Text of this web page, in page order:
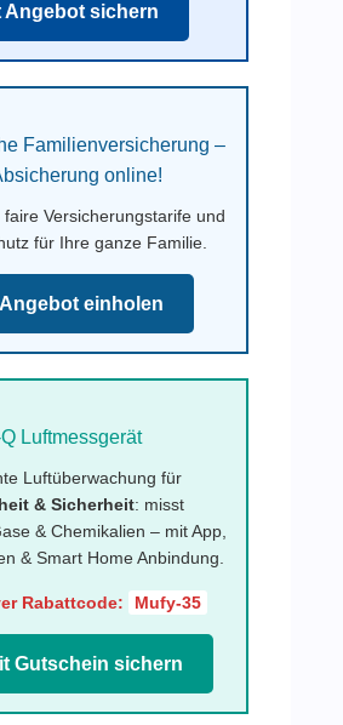
Angebot sichern
Familienversicherung –
online!
faire Versicherungstarife und
für Ihre ganze Familie.
einholen
Luftmessgerät
Luftüberwachung für
& Sicherheit: misst
& Chemikalien – mit App,
& Smart Home Anbindung.
Rabattcode: Mufy-35
Gutschein sichern